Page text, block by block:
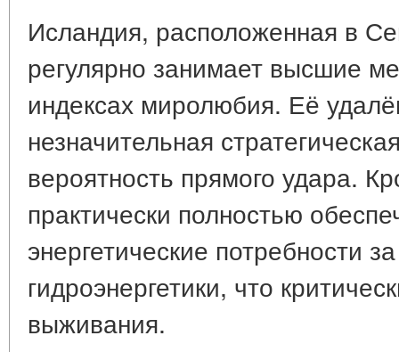
Исландия, расположенная в
регулярно занимает высшие
индексах миролюбия. Её
незначительная
вероятность прямого удара.
практически полностью
энергетические потребности
гидроэнергетики, что
выживания.